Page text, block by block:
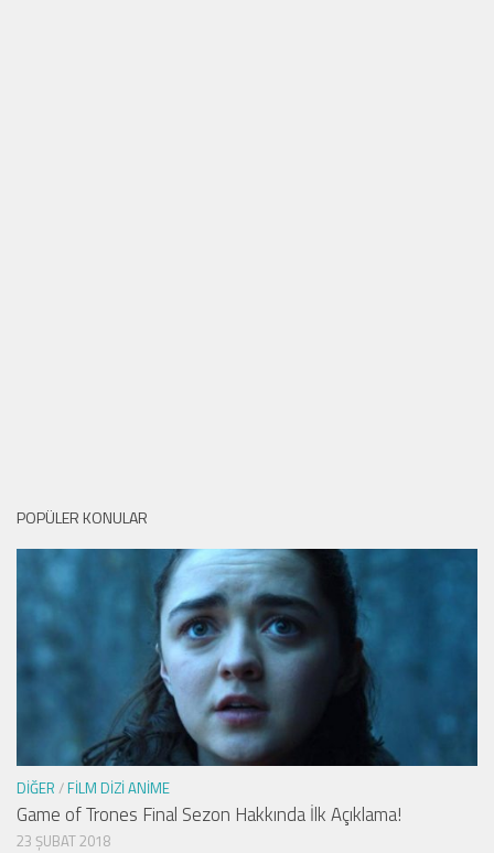
POPÜLER KONULAR
DIĞER / FILM DIZI ANIME
Game of Trones Final Sezon Hakkında İlk Açıklama!
23 ŞUBAT 2018